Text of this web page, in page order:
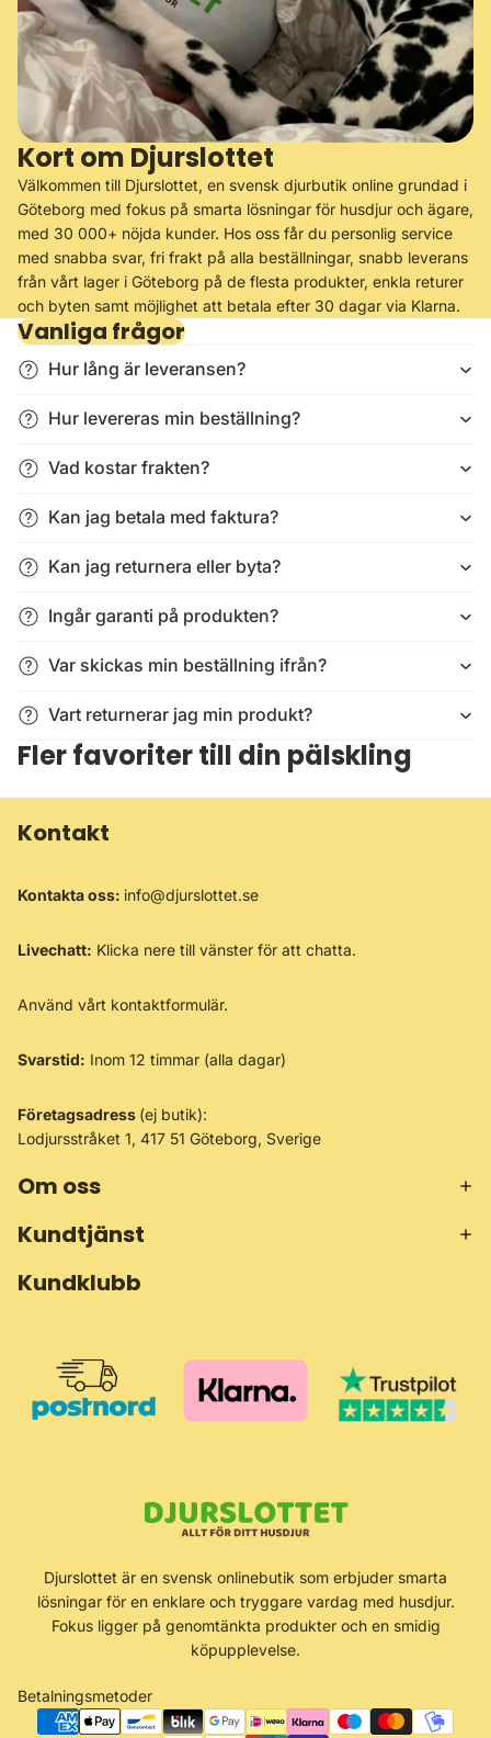
Kort om Djurslottet
Välkommen till Djurslottet, en svensk djurbutik online grundad i
Göteborg med fokus på smarta lösningar för husdjur och ägare,
med 30 000+ nöjda kunder. Hos oss får du personlig service
med snabba svar, fri frakt på alla beställningar, snabb leverans
från vårt lager i Göteborg på de flesta produkter, enkla returer
och byten samt möjlighet att betala efter 30 dagar via Klarna.
Vanliga frågor
Hur lång är leveransen?
Hur levereras min beställning?
Vad kostar frakten?
Kan jag betala med faktura?
Kan jag returnera eller byta?
Ingår garanti på produkten?
Var skickas min beställning ifrån?
Vart returnerar jag min produkt?
Fler favoriter till din pälskling
Kontakt
Kontakta oss: info@djurslottet.se
Livechatt: Klicka nere till vänster för att chatta.
Använd vårt kontaktformulär.
Svarstid: Inom 12 timmar (alla dagar)
Företagsadress (ej butik):
Lodjursstråket 1, 417 51 Göteborg, Sverige
Om oss
Kundtjänst
Kundklubb
Djurslottet är en svensk onlinebutik som erbjuder smarta
lösningar för en enklare och tryggare vardag med husdjur.
Fokus ligger på genomtänkta produkter och en smidig
köpupplevelse.
Betalningsmetoder
Integritetspolicy
Användarvillkor
Rättsligt meddelande